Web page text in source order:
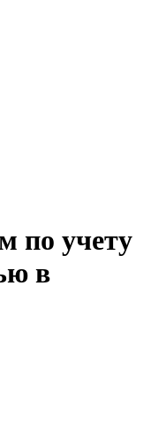
по учету
в